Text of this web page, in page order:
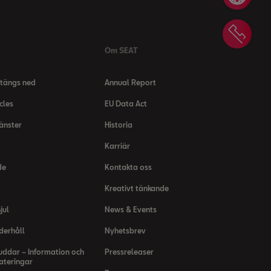
ned
– Information och
Om SEAT
Annual Report
EU Data Act
Historia
Karriär
Kontakta oss
Kreativt tänkande
News & Events
Nyhetsbrev
Pressreleaser